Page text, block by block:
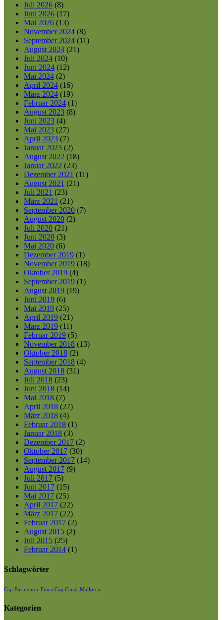
Juli 2026 (8)
Juni 2026 (17)
Mai 2026 (13)
November 2024 (8)
September 2024 (11)
August 2024 (21)
Juli 2024 (10)
Juni 2024 (12)
Mai 2024 (2)
April 2024 (16)
März 2024 (19)
Februar 2024 (1)
August 2023 (8)
Juni 2023 (4)
Mai 2023 (27)
April 2023 (7)
Januar 2023 (2)
August 2022 (18)
Januar 2022 (23)
Dezember 2021 (11)
August 2021 (21)
Juli 2021 (23)
März 2021 (21)
September 2020 (7)
August 2020 (2)
Juli 2020 (21)
Juni 2020 (3)
Mai 2020 (6)
Dezember 2019 (1)
November 2019 (18)
Oktober 2019 (4)
September 2019 (1)
August 2019 (19)
Juni 2019 (6)
Mai 2019 (25)
April 2019 (21)
März 2019 (11)
Februar 2019 (5)
November 2018 (13)
Oktober 2018 (2)
September 2018 (4)
August 2018 (31)
Juli 2018 (23)
Juni 2018 (14)
Mai 2018 (7)
April 2018 (27)
März 2018 (4)
Februar 2018 (1)
Januar 2018 (3)
Dezember 2017 (2)
Oktober 2017 (30)
September 2017 (14)
August 2017 (9)
Juli 2017 (5)
Juni 2017 (15)
Mai 2017 (25)
April 2017 (22)
März 2017 (22)
Februar 2017 (2)
August 2015 (2)
Juli 2015 (25)
Februar 2014 (1)
Schlagwörter
Cap Formentor Finca Cap Canal Mallorca
Kategorien